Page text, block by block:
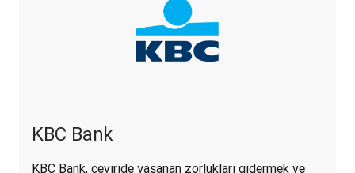
KBC Bank
KBC Bank, çeviride yaşanan zorlukları gidermek ve